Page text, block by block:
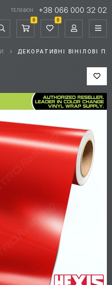
ТЕЛЕФОН +38 066 000 32 02
0 0
ДЕКОРАТИВНІ ВІНІЛОВІ